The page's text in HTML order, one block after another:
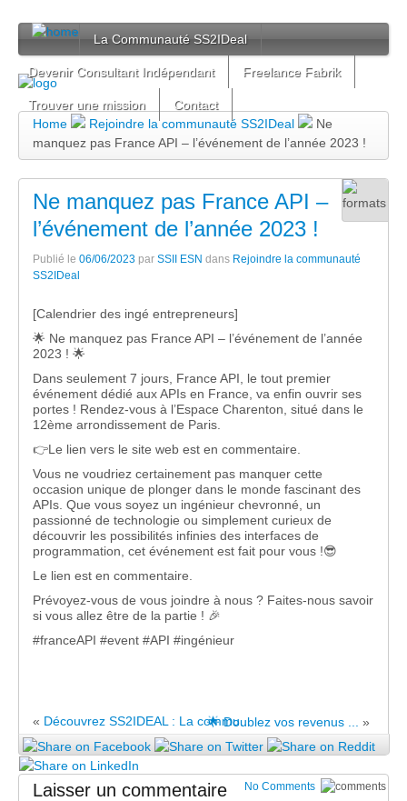
La Communauté SS2IDeal
Devenir Consultant Indépendant Freelance Fabrik
Trouver une mission
Contact
Home
Rejoindre la communauté SS2IDeal
Ne
manquez pas France API – l’événement de l’année 2023 !
Ne manquez pas France API –
l’événement de l’année 2023 !
Publié le 06/06/2023 par SSII ESN dans Rejoindre la communauté
SS2IDeal
[Calendrier des ingé entrepreneurs]
🌟 Ne manquez pas France API – l’événement de l’année
2023 ! 🌟
Dans seulement 7 jours, France API, le tout premier
événement dédié aux APIs en France, va enfin ouvrir ses
portes ! Rendez-vous à l’Espace Charenton, situé dans le
12ème arrondissement de Paris.
👉Le lien vers le site web est en commentaire.
Vous ne voudriez certainement pas manquer cette
occasion unique de plonger dans le monde fascinant des
APIs. Que vous soyez un ingénieur chevronné, un
passionné de technologie ou simplement curieux de
découvrir les possibilités infinies des interfaces de
programmation, cet événement est fait pour vous !😎
Le lien est en commentaire.
Prévoyez-vous de vous joindre à nous ? Faites-nous savoir
si vous allez être de la partie ! 🎉
#franceAPI #event #API #ingénieur
« Découvrez SS2IDEAL : La commu...🌟 Doublez vos revenus ... »
No Comments
Laisser un commentaire